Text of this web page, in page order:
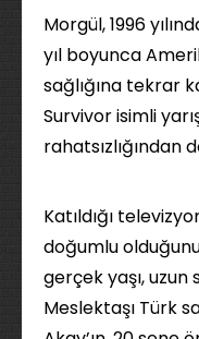
Morgül, 1996
yıl boyunca
sağlığına tekrar
Survivor isimli
rahatsızlığından
Katıldığı
doğumlu
gerçek yaşı, uzun
Meslektaşı Türk